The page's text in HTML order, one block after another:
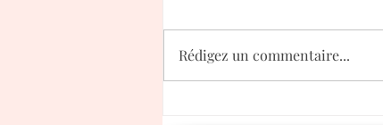
Rédigez un commentaire...